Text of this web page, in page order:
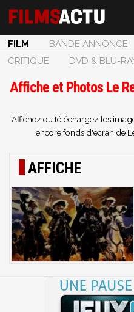
FILM BANDE ANNONCE
CRITIQUE
DVD & BLU-
Affiche et Photos Le
Affichez ou téléchargez les
encore fonds d'ecran de
AFFICHE